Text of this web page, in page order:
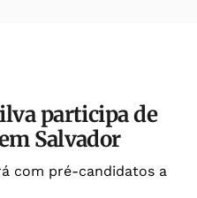
participa de
Salvador
com pré-candidatos a